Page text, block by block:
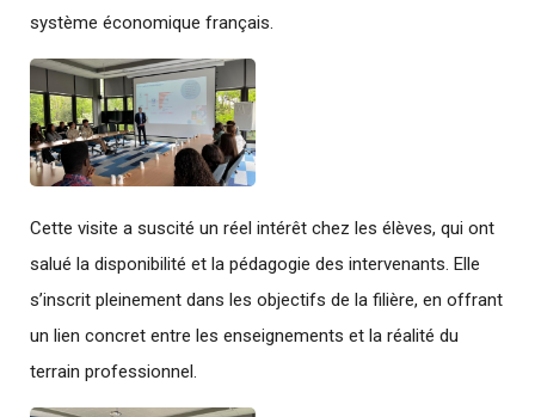
système économique français.
Cette visite a suscité un réel intérêt chez les élèves, qui ont
salué la disponibilité et la pédagogie des intervenants. Elle
s’inscrit pleinement dans les objectifs de la filière, en offrant
un lien concret entre les enseignements et la réalité du
terrain professionnel.